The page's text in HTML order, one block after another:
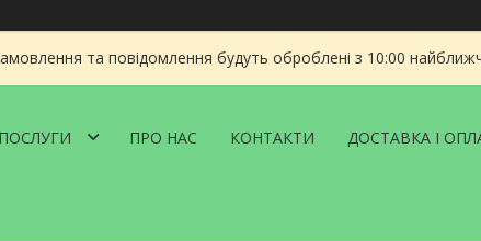
та повідомлення будуть оброблені з 10:00
ПРО НАС КОНТАКТИ ДОСТАВКА І